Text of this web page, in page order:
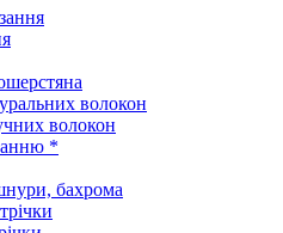
волокон
волокон
*
бахрома